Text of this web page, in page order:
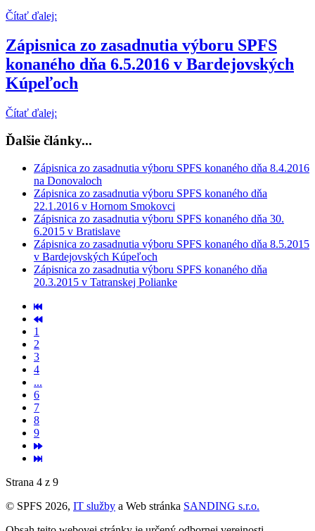
Čítať ďalej:
Zápisnica zo zasadnutia výboru SPFS
konaného dňa 6.5.2016 v Bardejovských
Kúpeľoch
Čítať ďalej:
Ďalšie články...
Zápisnica zo zasadnutia výboru SPFS konaného dňa 8.4.2016
na Donovaloch
Zápisnica zo zasadnutia výboru SPFS konaného dňa
22.1.2016 v Hornom Smokovci
Zápisnica zo zasadnutia výboru SPFS konaného dňa 30.
6.2015 v Bratislave
Zápisnica zo zasadnutia výboru SPFS konaného dňa 8.5.2015
v Bardejovských Kúpeľoch
Zápisnica zo zasadnutia výboru SPFS konaného dňa
20.3.2015 v Tatranskej Polianke
1
2
3
4
...
6
7
8
9
Strana 4 z 9
© SPFS 2026, IT služby a Web stránka SANDING s.r.o.